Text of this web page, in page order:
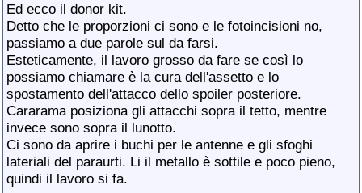
Ed ecco il donor kit.
Detto che le proporzioni ci sono e le fotoincisioni no,
passiamo a due parole sul da farsi.
Esteticamente, il lavoro grosso da fare se così lo
possiamo chiamare è la cura dell'assetto e lo
spostamento dell'attacco dello spoiler posteriore.
Cararama posiziona gli attacchi sopra il tetto, mentre
invece sono sopra il lunotto.
Ci sono da aprire i buchi per le antenne e gli sfoghi
lateriali del paraurti. Li il metallo è sottile e poco pieno,
quindi il lavoro si fa.